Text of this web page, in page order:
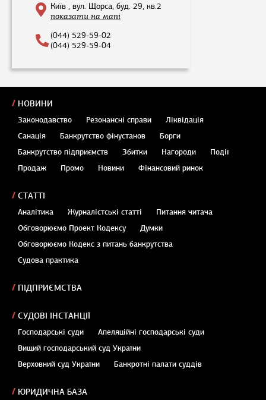
Київ , вул. Щорса, буд. 29, кв.2
показати на мапі
(044) 529-59-02
(044) 529-59-04
НОВИНИ
Законодавство Резонансні справи
Ліквідація
Санація
Банкрутство фінустанов
Борги
Банкрутство підприємств
Збитки Нагороди
Події
Продаж
Промо Новини Фінансовий ринок
СТАТТІ
Аналітика Журналістські статті
Питання читача
Обговорюємо Проект Кодексу
Думки
Обговорюємо Кодекс з питань банкрутства
Судова практика
ПІДПРИЄМСТВА
СУДОВІ ІНСТАНЦІЇ
Господарські суди
Апеляційні господарські суди
Вищий господарський суд України
Верховний суд України
Банкротні палати суддів
ЮРИДИЧНА БАЗА